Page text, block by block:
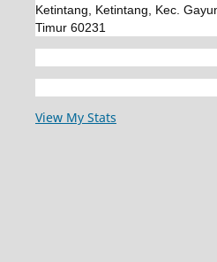
Ketintang, Ketintang, Kec.
Timur 60231
View My Stats